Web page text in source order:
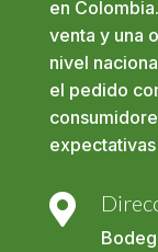
en
venta y una
nivel
el pedido
